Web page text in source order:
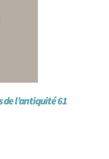
l’antiquité 61